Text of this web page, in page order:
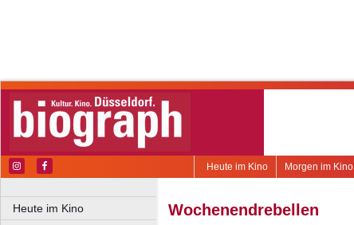
Morgen im Kino
Heute im Kino
Heute im Kino
Wochenendrebellen